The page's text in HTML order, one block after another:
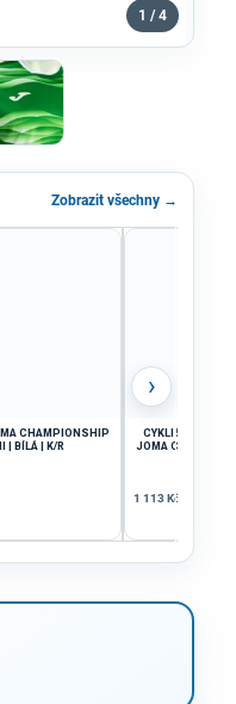
1 / 4
Zobrazit všechny →
CHAMPIONSHIP
| BÍLÁ | K/R
CYKLISTICKÝ
JOMA CRONO |
1 113 Kč
›